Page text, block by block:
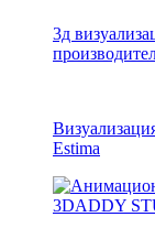
3д
Estima